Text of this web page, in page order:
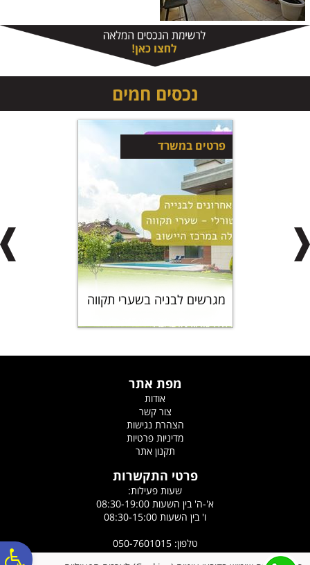
נכסים חמים
פרטים במשרד
מגרשים לבניה בשערי תקווה
מפת אתר
אודות
צור קשר
הצהרת נגישות
מדיניות פרטיות
תקנון אתר
פרטי התקשרות
שעות פעילות:
א'-ה' בין השעות 08:30-19:00
ו' בין השעות 08:30-15:00
טלפון: 050-7601015
פקס: 03-9363908